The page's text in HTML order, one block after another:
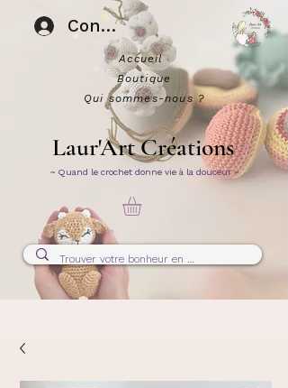
Connexion
Accueil
Boutique
Qui sommes-nous ?
Laur'Art Créations
~ Quand le crochet donne vie à la douceur ~